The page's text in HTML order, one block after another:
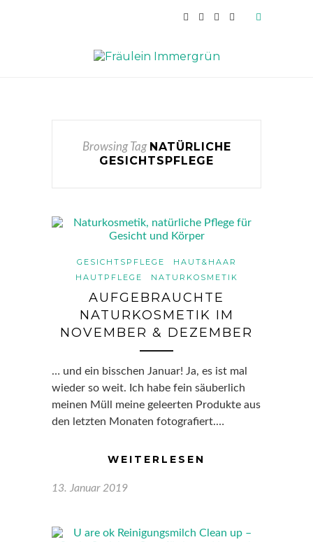
Browsing Tag NATÜRLICHE
GESICHTSPFLEGE
GESICHTSPFLEGE
HAUT&HAAR
HAUTPFLEGE
NATURKOSMETIK
AUFGEBRAUCHTE
NATURKOSMETIK IM
NOVEMBER & DEZEMBER
… und ein bisschen Januar! Ja, es ist mal
wieder so weit. Ich habe fein säuberlich
meinen Müll meine geleerten Produkte aus
den letzten Monaten fotografiert.…
WEITERLESEN
13. Januar 2019